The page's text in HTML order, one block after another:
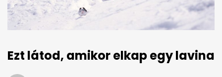
Ezt látod, amikor elkap egy lavina